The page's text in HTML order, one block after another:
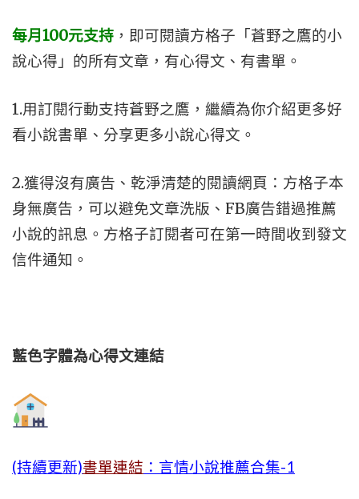
每月100元支持 ，即可閱讀方格子「蒼野之鷹的小
說心得」的所有文章，有心得文、有書單。
1.用訂閱行動支持蒼野之鷹，繼續為你介紹更多好
看小說書單、分享更多小說心得文。
2.獲得沒有廣告、乾淨清楚的閱讀網頁：方格子本
身無廣告，可以避免文章洗版、FB廣告錯過推薦
小說的訊息。方格子訂閱者可在第一時間收到發文
信件通知。
藍色字體為心得文連結
(持續更新)書單連結 ：言情小說推薦合集-1